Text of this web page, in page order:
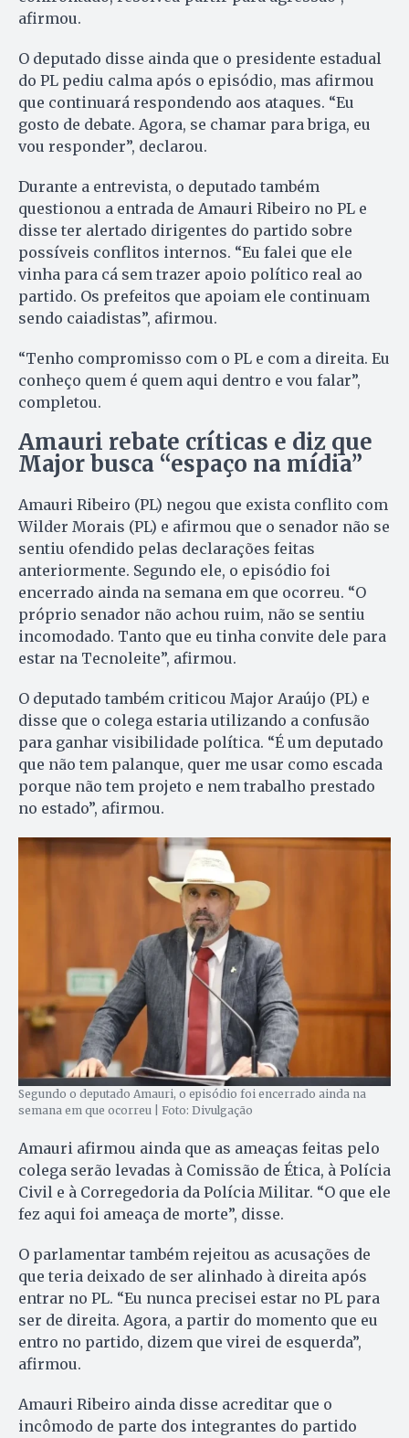
afirmou.
O deputado disse ainda que o presidente estadual
do PL pediu calma após o episódio, mas afirmou
que continuará respondendo aos ataques. “Eu
gosto de debate. Agora, se chamar para briga, eu
vou responder”, declarou.
Durante a entrevista, o deputado também
questionou a entrada de Amauri Ribeiro no PL e
disse ter alertado dirigentes do partido sobre
possíveis conflitos internos. “Eu falei que ele
vinha para cá sem trazer apoio político real ao
partido. Os prefeitos que apoiam ele continuam
sendo caiadistas”, afirmou.
“Tenho compromisso com o PL e com a direita. Eu
conheço quem é quem aqui dentro e vou falar”,
completou.
Amauri rebate críticas e diz que
Major busca “espaço na mídia”
Amauri Ribeiro (PL) negou que exista conflito com
Wilder Morais (PL) e afirmou que o senador não se
sentiu ofendido pelas declarações feitas
anteriormente. Segundo ele, o episódio foi
encerrado ainda na semana em que ocorreu. “O
próprio senador não achou ruim, não se sentiu
incomodado. Tanto que eu tinha convite dele para
estar na Tecnoleite”, afirmou.
O deputado também criticou Major Araújo (PL) e
disse que o colega estaria utilizando a confusão
para ganhar visibilidade política. “É um deputado
que não tem palanque, quer me usar como escada
porque não tem projeto e nem trabalho prestado
no estado”, afirmou.
Segundo o deputado Amauri, o episódio foi encerrado ainda na
semana em que ocorreu | Foto: Divulgação
Amauri afirmou ainda que as ameaças feitas pelo
colega serão levadas à Comissão de Ética, à Polícia
Civil e à Corregedoria da Polícia Militar. “O que ele
fez aqui foi ameaça de morte”, disse.
O parlamentar também rejeitou as acusações de
que teria deixado de ser alinhado à direita após
entrar no PL. “Eu nunca precisei estar no PL para
ser de direita. Agora, a partir do momento que eu
entro no partido, dizem que virei de esquerda”,
afirmou.
Amauri Ribeiro ainda disse acreditar que o
incômodo de parte dos integrantes do partido